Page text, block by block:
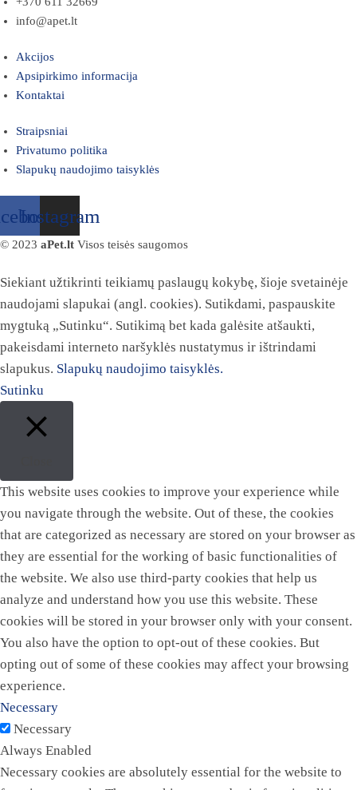
info@apet.lt
Akcijos
Apsipirkimo informacija
Kontaktai
Straipsniai
Privatumo politika
Slapukų naudojimo taisyklės
Instagram
© 2023 aPet.lt Visos teisės saugomos
Siekiant užtikrinti teikiamų paslaugų kokybę, šioje svetainėje
naudojami slapukai (angl. cookies). Sutikdami, paspauskite
mygtuką „Sutinku“. Sutikimą bet kada galėsite atšaukti,
pakeisdami interneto naršyklės nustatymus ir ištrindami
slapukus. Slapukų naudojimo taisyklės.
Sutinku
This website uses cookies to improve your experience while
you navigate through the website. Out of these, the cookies
that are categorized as necessary are stored on your browser as
they are essential for the working of basic functionalities of
the website. We also use third-party cookies that help us
analyze and understand how you use this website. These
cookies will be stored in your browser only with your consent.
You also have the option to opt-out of these cookies. But
opting out of some of these cookies may affect your browsing
experience.
Necessary
Necessary
Always Enabled
Necessary cookies are absolutely essential for the website to